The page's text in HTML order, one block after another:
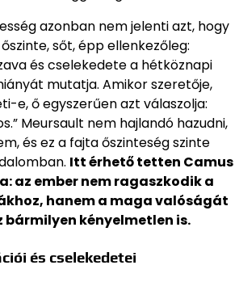
azonban nem jelenti azt, hogy
sőt, épp ellenkezőleg:
és cselekedete a hétköznapi
mutatja. Amikor szeretője,
e, ő egyszerűen azt válaszolja:
Meursault nem hajlandó hazudni,
és ez a fajta őszinteség szinte
Itt érhető tetten Camus
az ember nem ragaszkodik a
hanem a maga valóságát
kényelmetlen is.
és cselekedetei